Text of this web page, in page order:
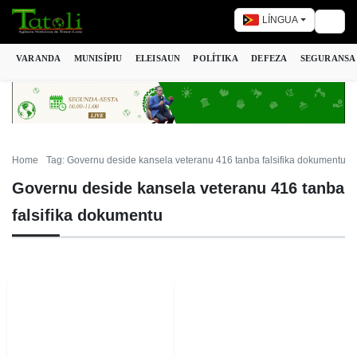
LÍNGUA
VARANDA MUNISÍPIU ELEISAUN POLÍTIKA DEFEZA SEGURANSA
Home Tag: Governu deside kansela veteranu 416 tanba falsifika dokumentu
Governu deside kansela veteranu 416 tanba
falsifika dokumentu